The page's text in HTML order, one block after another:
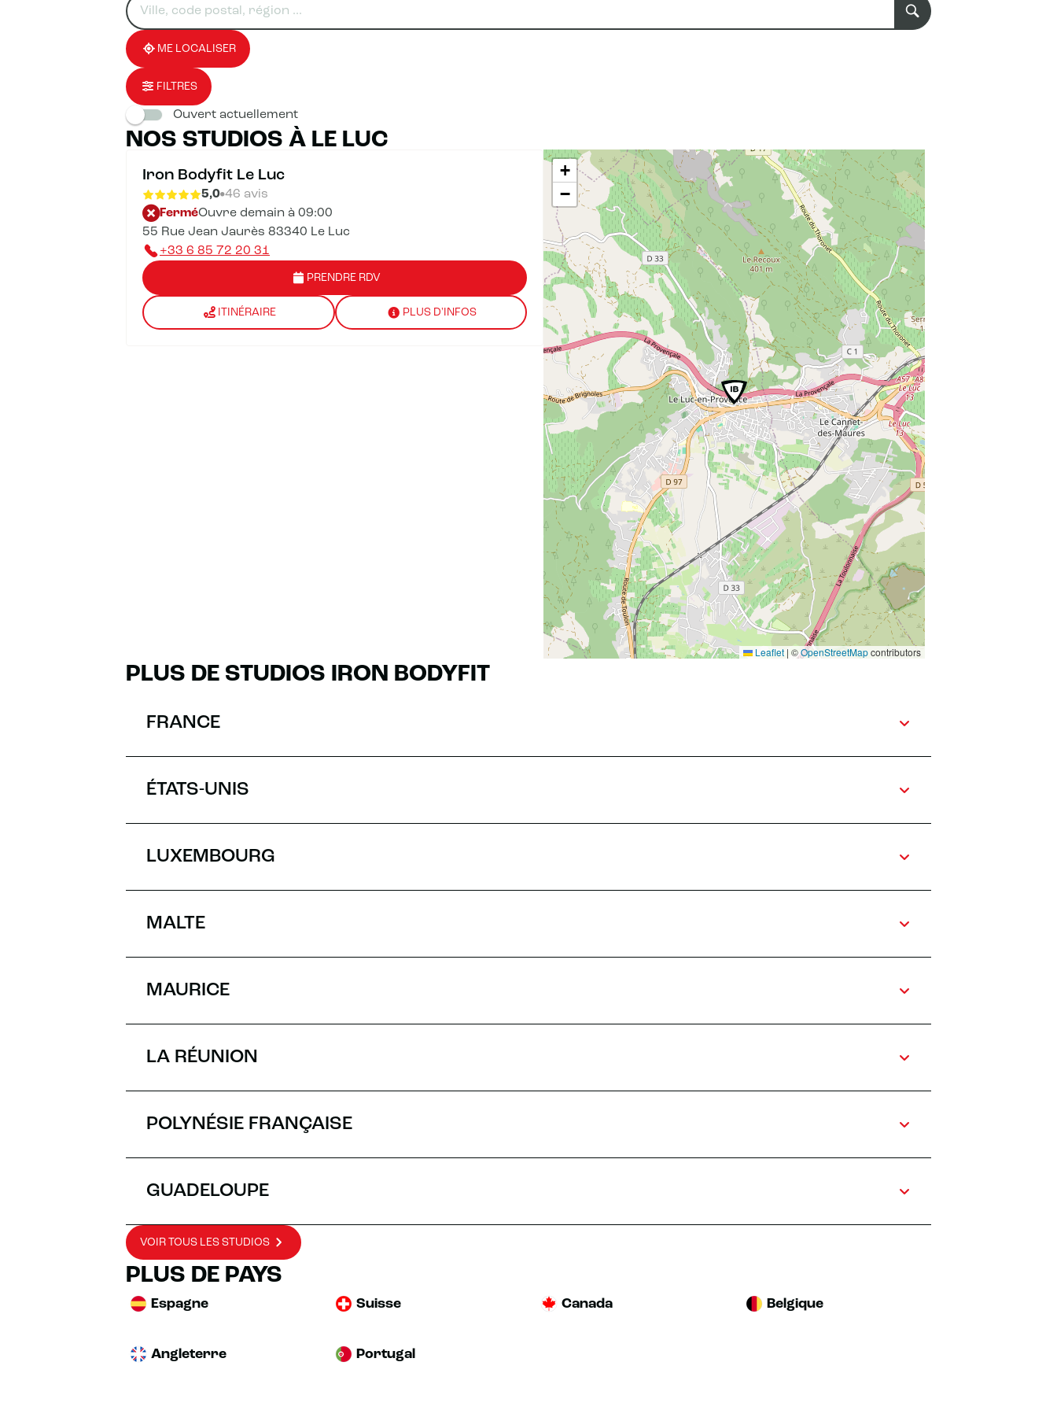
renseigner
une
adresse
résultat(s)
trouvé(s)
ME LOCALISER
FILTRES
Ouvert actuellement
NOS STUDIOS À LE LUC
Iron Bodyfit Le Luc
5,0 46 avis
FerméOuvre demain à 09:00
55 Rue Jean Jaurès 83340 Le Luc
+33 6 85 72 20 31
PRENDRE RDV
ITINÉRAIRE PLUS D'INFOS
+
−
Leaflet | ©OpenStreetMapcontributors
PLUS DE STUDIOS IRON BODYFIT
FRANCE
ÉTATS-UNIS
LUXEMBOURG
MALTE
MAURICE
LA RÉUNION
POLYNÉSIE FRANÇAISE
GUADELOUPE
VOIR TOUS LES STUDIOS
PLUS DE PAYS
Espagne Suisse Canada Belgique
Angleterre Portugal